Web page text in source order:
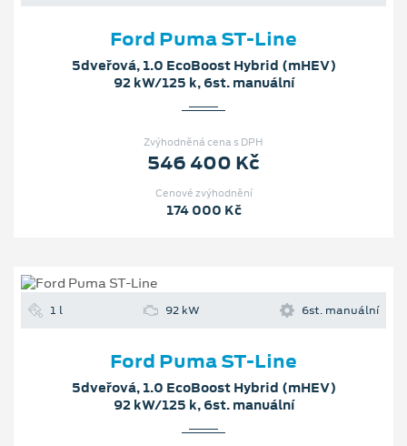
Ford Puma ST-Line
5dveřová, 1.0 EcoBoost Hybrid (mHEV)
92 kW/125 k, 6st. manuální
Zvýhodněná cena s DPH
546 400 Kč
Cenové zvýhodnění
174 000 Kč
1 l 92 kW 6st. manuální
Ford Puma ST-Line
5dveřová, 1.0 EcoBoost Hybrid (mHEV)
92 kW/125 k, 6st. manuální